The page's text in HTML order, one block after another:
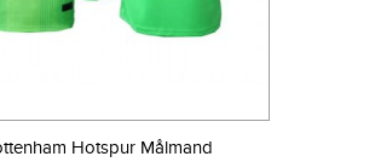
Hotspur Målmand